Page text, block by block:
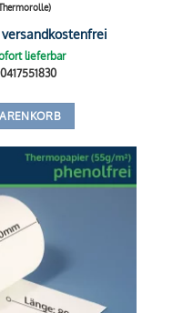
lieferbar